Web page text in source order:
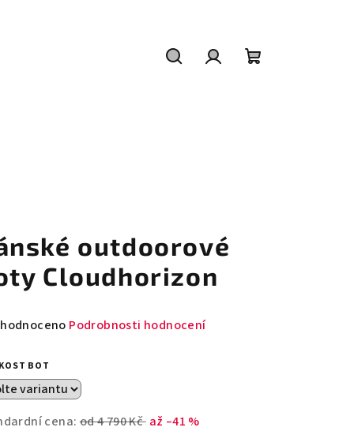
outdoorové
Cloudhorizon
Podrobnosti hodnocení
BOT
cena: od 4 790 Kč až –41 %